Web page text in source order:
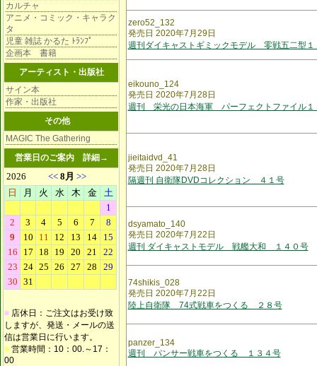
カルチャ
アニメ・コミック・キャラク
タ
児童 雑誌 かるた ﾄﾗﾝﾌﾟ
企画本 書籍
アーティスト・出版社
サイン本
作家・出版社
その他
MAGIC The Gathering
営業日のご案内 詳細→
■ 店休日：ご注文はお受け致
しますが、発送・メールの送
信は営業日に行います。
■ 営業時間：10：00.～17：
00
zero52_132
発売日 2020年7月29日
週刊ダイキャストギミックモデル 零戦五二型１
eikouno_124
発売日 2020年7月28日
週刊 栄光の日本海軍 パーフェクトファイル１
jieitaidvd_41
発売日 2020年7月28日
隔週刊 自衛隊DVDコレクション ４１号
dsyamato_140
発売日 2020年7月22日
週刊 ダイキャストモデル 戦艦大和 １４０号
74shikis_028
発売日 2020年7月22日
陸上自衛隊 74式戦車をつくる ２８号
panzer_134
週刊 パンサー戦車をつくる １３４号